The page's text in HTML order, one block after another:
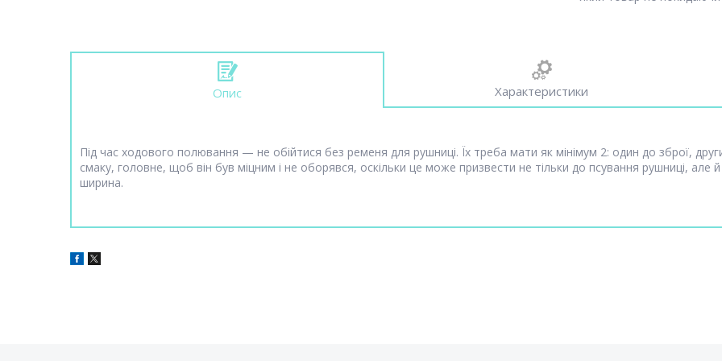
Опис Характеристики
Під час ходового полювання — не обійтися без ременя для рушниці. Їх треба мати як мінімум 2: один до зброї,
смаку, головне, щоб він був міцним і не оборявся, оскільки це може призвести не тільки до псування рушниці,
ширина.